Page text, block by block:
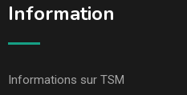
Information
Informations sur TSM